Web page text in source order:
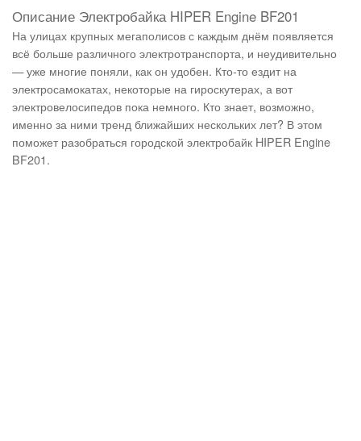
Описание Электробайка HIPER Engine BF201
На улицах крупных мегаполисов с каждым днём появляется
всё больше различного электротранспорта, и неудивительно
— уже многие поняли, как он удобен. Кто-то ездит на
электросамокатах, некоторые на гироскутерах, а вот
электровелосипедов пока немного. Кто знает, возможно,
именно за ними тренд ближайших нескольких лет? В этом
поможет разобраться городской электробайк HIPER Engine
BF201.